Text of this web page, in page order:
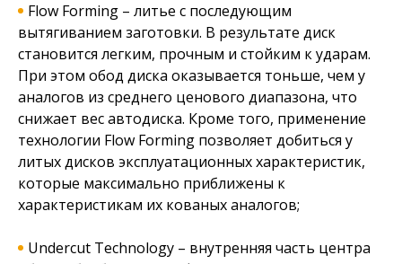
Flow Forming – литье с последующим
вытягиванием заготовки. В результате диск
становится легким, прочным и стойким к ударам.
При этом обод диска оказывается тоньше, чем у
аналогов из среднего ценового диапазона, что
снижает вес автодиска. Кроме того, применение
технологии Flow Forming позволяет добиться у
литых дисков эксплуатационных характеристик,
которые максимально приближены к
характеристикам их кованых аналогов;
Undercut Technology – внутренняя часть центра